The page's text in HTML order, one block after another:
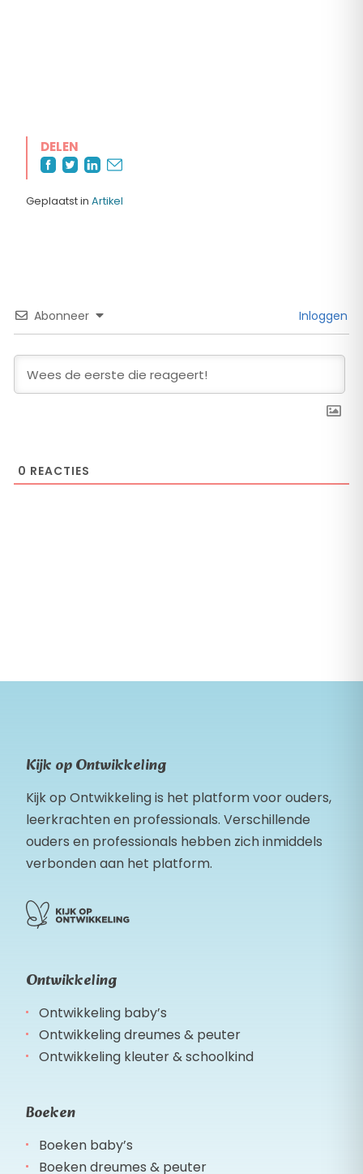
DELEN
Geplaatst in Artikel
Abonneer Inloggen
0 REACTIES
Kijk op Ontwikkeling
Kijk op Ontwikkeling is het platform voor ouders,
leerkrachten en professionals. Verschillende
ouders en professionals hebben zich inmiddels
verbonden aan het platform.
Ontwikkeling
Ontwikkeling baby’s
Ontwikkeling dreumes & peuter
Ontwikkeling kleuter & schoolkind
Boeken
Boeken baby’s
Boeken dreumes & peuter